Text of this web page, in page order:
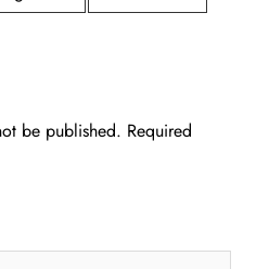
be published. Required